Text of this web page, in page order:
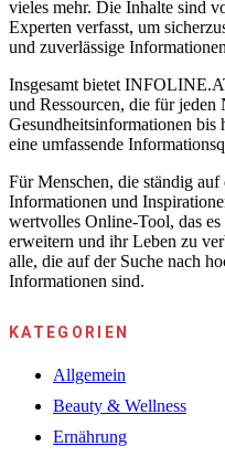
vieles mehr. Die Inhalte sind
Experten verfasst, um
und zuverlässige
Insgesamt bietet
und Ressourcen, die für
Gesundheitsinformationen bis
eine umfassende
Für Menschen, die ständig
Informationen und
wertvolles Online-Tool, das
erweitern und ihr Leben zu
alle, die auf der Suche nach
Informationen sind.
KATEGORIEN
Allgemein
Beauty & Wellness
Ernährung